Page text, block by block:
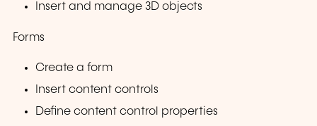
Insert and manage 3D objects
Forms
Create a form
Insert content controls
Define content control properties